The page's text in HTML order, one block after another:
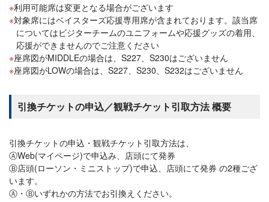
利用可能席は変更となる場合がございます
対象席にはベイスターズ応援専用席が含まれております。該当席
についてはビジターチームのユニフォームや応援グッズの着用、
応援ができませんのでご注意ください
座席図がMIDDLEの場合は、S227、S230はございません
座席図がLOWの場合は、S227、S230、S232はございません
引換チケットの申込／観戦チケット引取方法 概要
引換チケットの申込・観戦チケット引取方法は、
ⒶWeb(マイページ)で申込み、店頭にて発券
Ⓑ店頭(ローソン・ミニストップ)で申込、店頭にて発券 の2種ござ
います。
Ⓐ・Ⓑいずれかの方法でお引換えください。